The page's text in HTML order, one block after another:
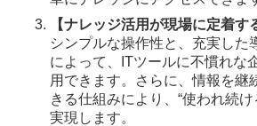
【ナレッジ活用が現場に定着す
シンプルな操作性と、充実した
によって、ITツールに不慣れな
用できます。さらに、情報を継
きる仕組みにより、“使われ続
実現します。